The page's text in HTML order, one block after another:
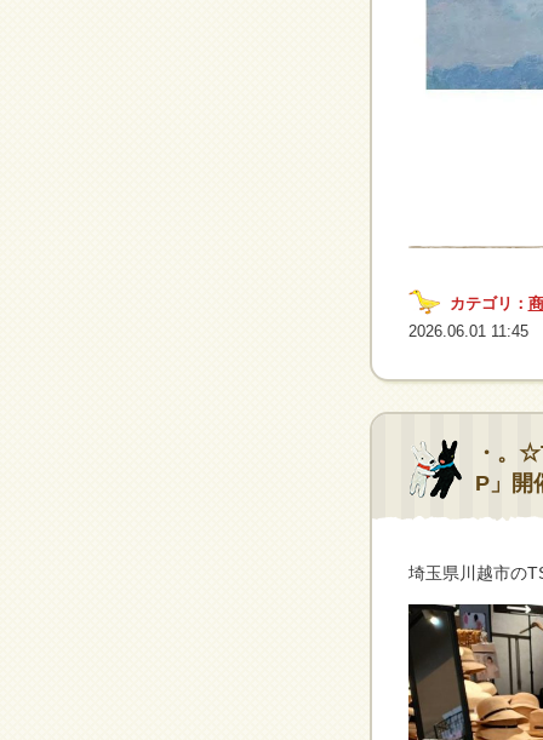
カテゴリ：
2026.06.01 11:45
・。
P」開
埼玉県川越市の